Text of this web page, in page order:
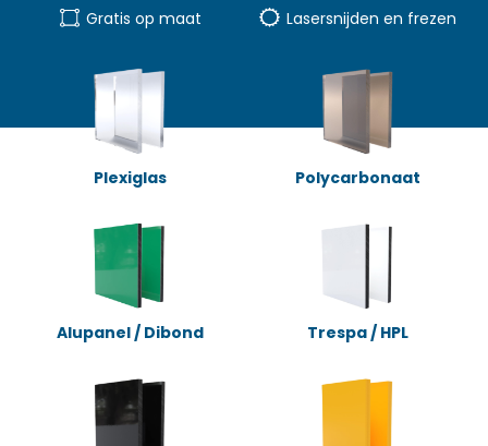
Gratis op maat Lasersnijden en frezen
Plexiglas Polycarbonaat
Alupanel / Dibond Trespa / HPL